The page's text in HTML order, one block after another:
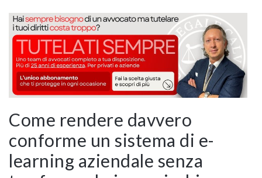
Come rendere davvero
conforme un sistema di e-
learning aziendale senza